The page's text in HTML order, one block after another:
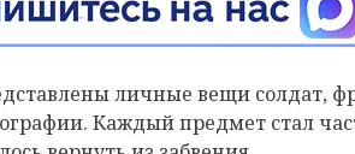
личные вещи солдат,
Каждый предмет стал